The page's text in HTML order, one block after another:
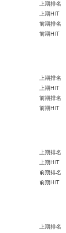
上期排名
上期HIT
前期排名
前期HIT
上期排名
上期HIT
前期排名
前期HIT
上期排名
上期HIT
前期排名
前期HIT
上期排名